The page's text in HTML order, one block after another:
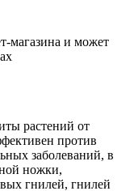
магазина и может
растений от
против
заболеваний, в
ножки,
гнилей, гнилей